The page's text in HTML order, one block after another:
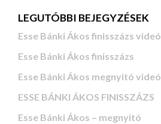
LEGUTÓBBI BEJEGYZÉSEK
Esse Bánki Ákos finisszázs videó
Esse Bánki Ákos finisszázs
Esse Bánki Ákos megnyitó videó
ESSE BÁNKI ÁKOS FINISSZÁZS
Esse Bánki Ákos – megnyitó